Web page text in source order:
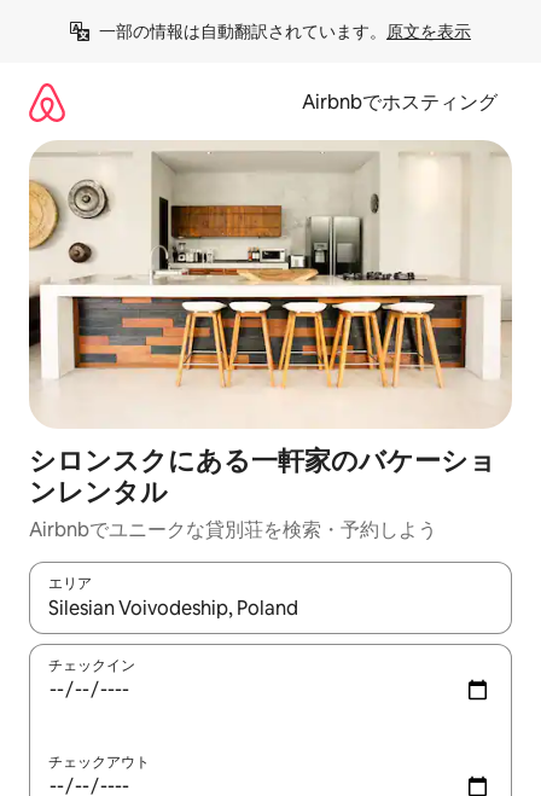
一部の情報は自動翻訳されています。 原文を表示
Airbnbでホスティング
シロンスクにある一軒家のバケーショ
ンレンタル
Airbnbでユニークな貸別荘を検索・予約しよう
エリア
検索結果が表示されたら、上下の矢印キーを使って移動するか
チェックイン
チェックアウト